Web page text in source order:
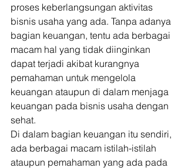
proses keberlangsungan aktivitas
bisnis usaha yang ada. Tanpa adanya
bagian keuangan, tentu ada berbagai
macam hal yang tidak diinginkan
dapat terjadi akibat kurangnya
pemahaman untuk mengelola
keuangan ataupun di dalam menjaga
keuangan pada bisnis usaha dengan
sehat.
Di dalam bagian keuangan itu sendiri,
ada berbagai macam istilah-istilah
ataupun pemahaman yang ada pada